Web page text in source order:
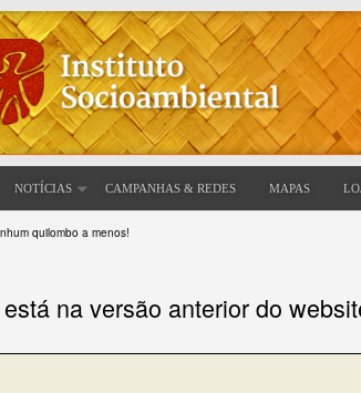
NOTÍCIAS CAMPANHAS & REDES MAPAS
quilombo a menos!
na versão anterior do